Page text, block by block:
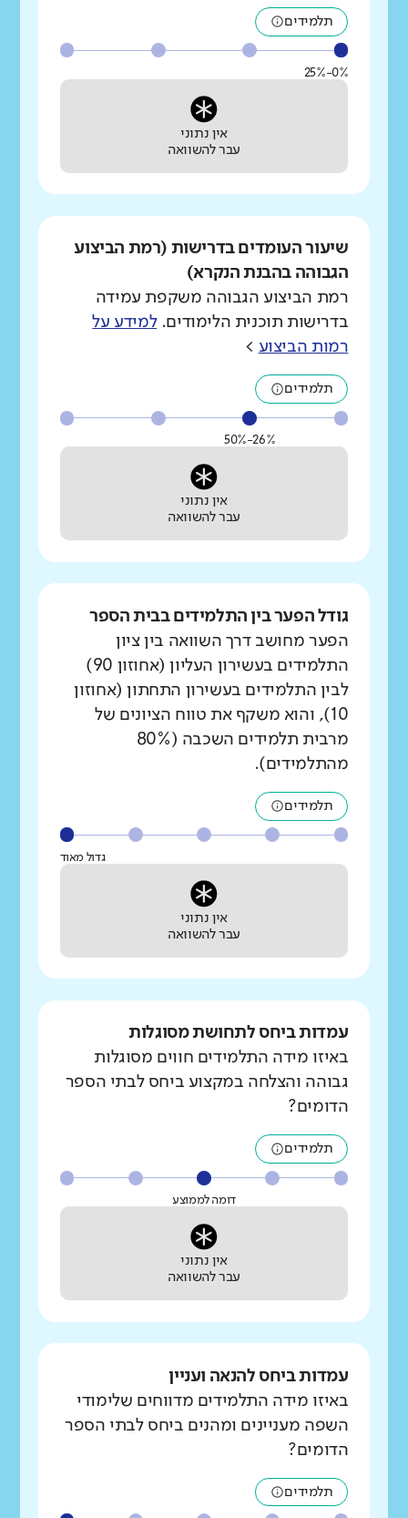
תלמידים
0%-25%
אין נתוני
עבר להשוואה
שיעור העומדים בדרישות (רמת הביצוע
הגבוהה בהבנת הנקרא)
רמת הביצוע הגבוהה משקפת עמידה
בדרישות תוכנית הלימודים.למידע על
רמות הביצוע >
תלמידים
26%-50%
אין נתוני
עבר להשוואה
גודל הפער בין התלמידים בבית הספר
הפער מחושב דרך השוואה בין ציון
התלמידים בעשירון העליון (אחוזון 90)
לבין התלמידים בעשירון התחתון (אחוזון
10), והוא משקף את טווח הציונים של
מרבית תלמידים השכבה (80%
מהתלמידים).
תלמידים
גדול מאוד
אין נתוני
עבר להשוואה
עמדות ביחס לתחושת מסוגלות
באיזו מידה התלמידים חווים מסוגלות
גבוהה והצלחה במקצוע ביחס לבתי הספר
הדומים?
תלמידים
דומה לממוצע
אין נתוני
עבר להשוואה
עמדות ביחס להנאה ועניין
באיזו מידה התלמידים מדווחים שלימודי
השפה מעניינים ומהנים ביחס לבתי הספר
הדומים?
תלמידים